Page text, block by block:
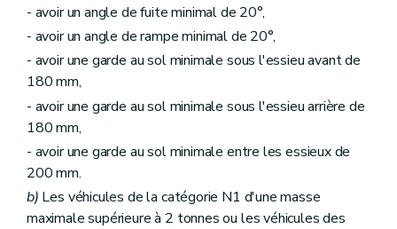
- avoir un angle de fuite minimal de 20°,
- avoir un angle de rampe minimal de 20°,
- avoir une garde au sol minimale sous l'essieu avant de
180 mm,
- avoir une garde au sol minimale sous l'essieu arrière de
180 mm,
- avoir une garde au sol minimale entre les essieux de
200 mm.
b) Les véhicules de la catégorie N1 d'une masse
maximale supérieure à 2 tonnes ou les véhicules des